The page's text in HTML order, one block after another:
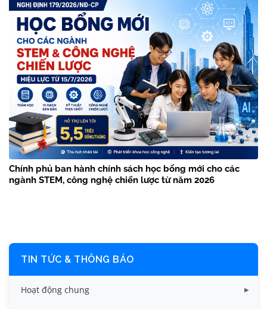
Chính phủ ban hành chính sách học bổng mới cho các
ngành STEM, công nghệ chiến lược từ năm 2026
TIN TỨC & THÔNG BÁO
Hoạt động chung